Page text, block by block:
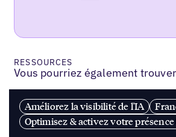
RESSOURCES
Vous pourriez également
Améliorez la visibilité de l'IA
Optimisez & activez votre présence